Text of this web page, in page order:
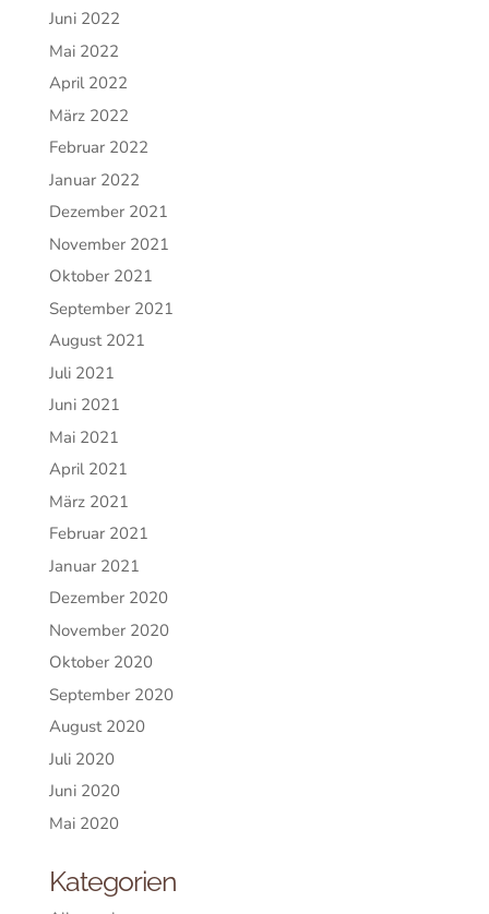
Juni 2022
Mai 2022
April 2022
März 2022
Februar 2022
Januar 2022
Dezember 2021
November 2021
Oktober 2021
September 2021
August 2021
Juli 2021
Juni 2021
Mai 2021
April 2021
März 2021
Februar 2021
Januar 2021
Dezember 2020
November 2020
Oktober 2020
September 2020
August 2020
Juli 2020
Juni 2020
Mai 2020
Kategorien